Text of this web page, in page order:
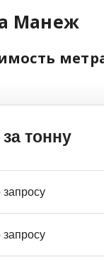
Манеж
тонну
запросу
запросу